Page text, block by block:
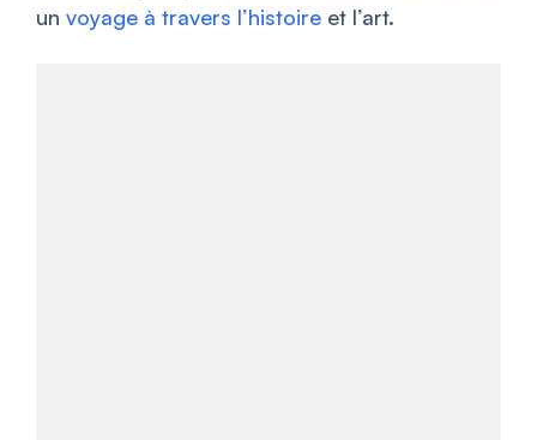
un voyage à travers l’histoire et l’art.